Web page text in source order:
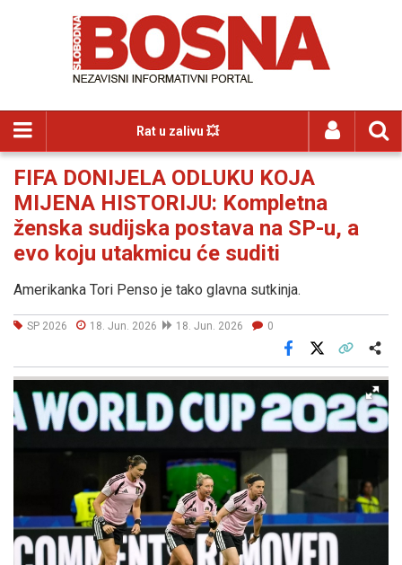
Rat u zalivu 💥
FIFA DONIJELA ODLUKU KOJA
MIJENA HISTORIJU: Kompletna
ženska sudijska postava na SP-u, a
evo koju utakmicu će suditi
Amerikanka Tori Penso je tako glavna sutkinja.
SP 2026 18. Jun. 2026 18. Jun. 2026 0
Facebook